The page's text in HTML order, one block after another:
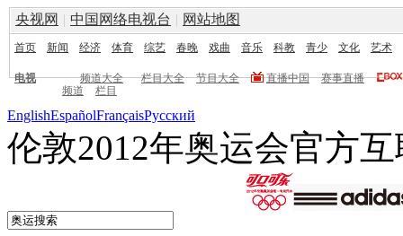
央视网 | 中国网络电视台 | 网站地图
首页 新闻 经济 体育 综艺 春晚 戏曲 音乐 科教 青少 文化 艺术
电视 频道大全 栏目大全 节目大全 直播中国
赛事直播
频道
栏目
EnglishEspañolFrançaisPусский
伦敦2012年奥运会官方